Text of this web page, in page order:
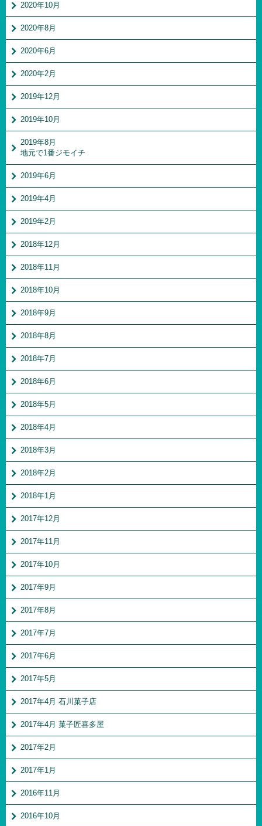
2020年10月
2020年8月
2020年6月
2020年2月
2019年12月
2019年10月
2019年8月
地元で1番ジモイチ
2019年6月
2019年4月
2019年2月
2018年12月
2018年11月
2018年10月
2018年9月
2018年8月
2018年7月
2018年6月
2018年5月
2018年4月
2018年3月
2018年2月
2018年1月
2017年12月
2017年11月
2017年10月
2017年9月
2017年8月
2017年7月
2017年6月
2017年5月
2017年4月 石川菓子店
2017年4月 菓子匠喜多屋
2017年2月
2017年1月
2016年11月
2016年10月